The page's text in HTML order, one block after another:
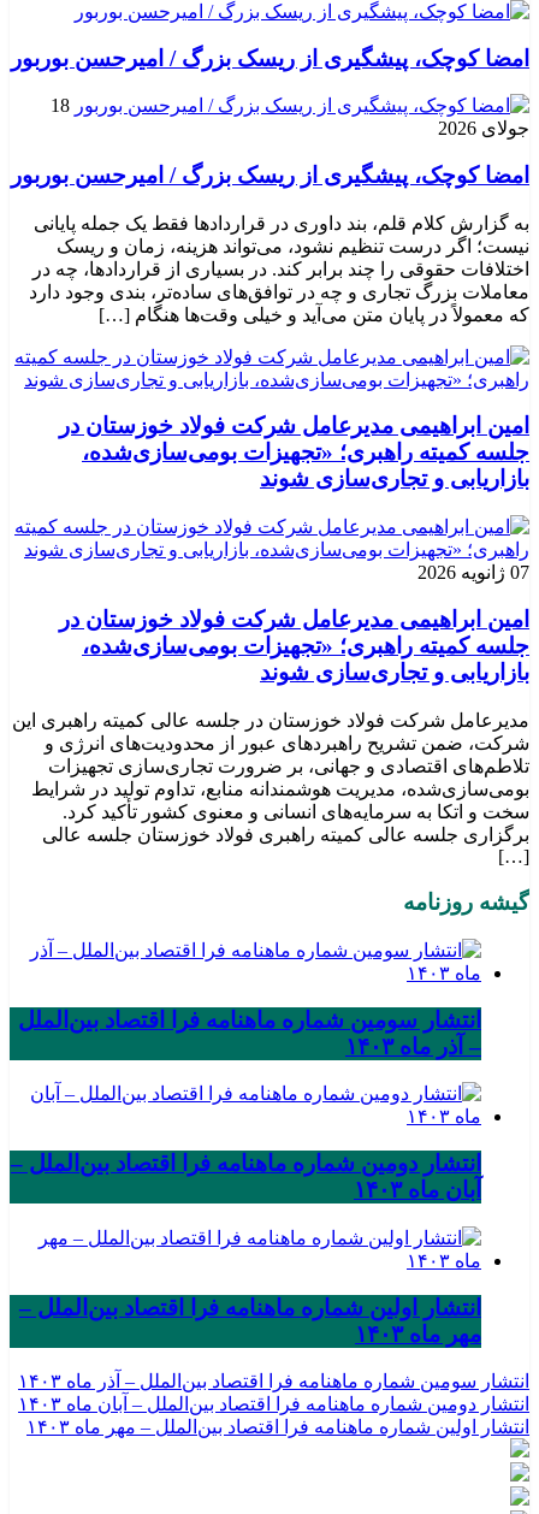
امضا کوچک، پیشگیری از ریسک بزرگ / امیرحسن بوربور
18
جولای 2026
امضا کوچک، پیشگیری از ریسک بزرگ / امیرحسن بوربور
به گزارش کلام قلم، بند داوری در قراردادها فقط یک جمله پایانی
نیست؛ اگر درست تنظیم نشود، می‌تواند هزینه، زمان و ریسک
اختلافات حقوقی را چند برابر کند. در بسیاری از قراردادها، چه در
معاملات بزرگ تجاری و چه در توافق‌های ساده‌تر، بندی وجود دارد
که معمولاً در پایان متن می‌آید و خیلی وقت‌ها هنگام […]
امین ابراهیمی مدیرعامل شرکت فولاد خوزستان در
جلسه کمیته راهبری؛ «تجهیزات بومی‌سازی‌شده،
بازاریابی و تجاری‌سازی شوند
07 ژانویه 2026
امین ابراهیمی مدیرعامل شرکت فولاد خوزستان در
جلسه کمیته راهبری؛ «تجهیزات بومی‌سازی‌شده،
بازاریابی و تجاری‌سازی شوند
مدیرعامل شرکت فولاد خوزستان در جلسه عالی کمیته راهبری این
شرکت، ضمن تشریح راهبردهای عبور از محدودیت‌های انرژی و
تلاطم‌های اقتصادی و جهانی، بر ضرورت تجاری‌سازی تجهیزات
بومی‌سازی‌شده، مدیریت هوشمندانه منابع، تداوم تولید در شرایط
سخت و اتکا به سرمایه‌های انسانی و معنوی کشور تأکید کرد.
برگزاری جلسه عالی کمیته راهبری فولاد خوزستان جلسه عالی
[…]
گیشه روزنامه
انتشار سومین شماره ماهنامه فرا اقتصاد بین‌الملل
– آذر ماه ۱۴۰۳
انتشار دومین شماره ماهنامه فرا اقتصاد بین‌الملل –
آبان ماه ۱۴۰۳
انتشار اولین شماره ماهنامه فرا اقتصاد بین‌الملل –
مهر ماه ۱۴۰۳
انتشار سومین شماره ماهنامه فرا اقتصاد بین‌الملل – آذر ماه ۱۴۰۳
انتشار دومین شماره ماهنامه فرا اقتصاد بین‌الملل – آبان ماه ۱۴۰۳
انتشار اولین شماره ماهنامه فرا اقتصاد بین‌الملل – مهر ماه ۱۴۰۳